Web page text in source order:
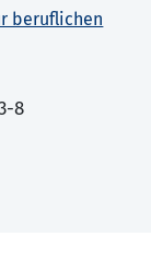
beruflichen
8